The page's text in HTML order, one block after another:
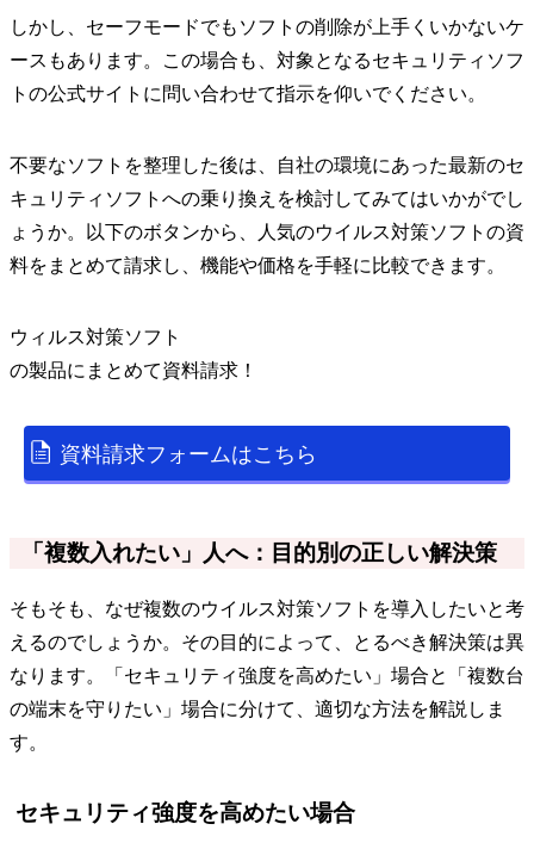
しかし、セーフモードでもソフトの削除が上手くいかないケ
ースもあります。この場合も、対象となるセキュリティソフ
トの公式サイトに問い合わせて指示を仰いでください。
不要なソフトを整理した後は、自社の環境にあった最新のセ
キュリティソフトへの乗り換えを検討してみてはいかがでし
ょうか。以下のボタンから、人気のウイルス対策ソフトの資
料をまとめて請求し、機能や価格を手軽に比較できます。
ウィルス対策ソフト
の製品にまとめて資料請求！
資料請求フォームはこちら
「複数入れたい」人へ：目的別の正しい解決策
そもそも、なぜ複数のウイルス対策ソフトを導入したいと考
えるのでしょうか。その目的によって、とるべき解決策は異
なります。「セキュリティ強度を高めたい」場合と「複数台
の端末を守りたい」場合に分けて、適切な方法を解説しま
す。
セキュリティ強度を高めたい場合